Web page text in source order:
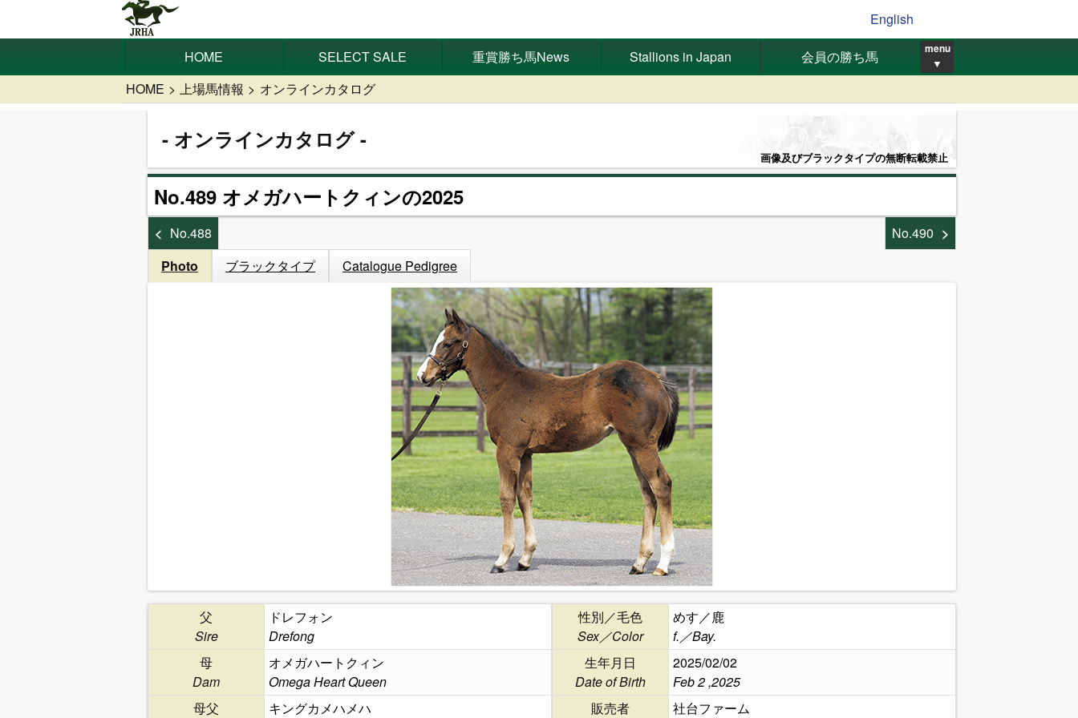
English
HOME SELECT SALE 重賞勝ち馬News Stallions in Japan 会員の勝ち馬 menu
▼
HOME 上場馬情報 オンラインカタログ
オンラインカタログ
画像及びブラックタイプの無断転載禁止
No.489 オメガハートクィンの2025
No.488
No.490
Photo
ブラックタイプ Catalogue Pedigree
父
Sire
ドレフォン
Drefong
母
Dam
オメガハートクィン
Omega Heart Queen
母父
キングカメハメハ
性別／毛色
Sex／Color
めす／鹿
f.／Bay.
生年月日
Date of Birth
2025/02/02
Feb 2 ,2025
販売者
社台ファーム